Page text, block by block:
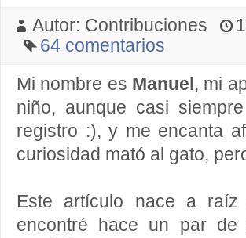
Autor: Contribuciones
64 comentarios
Mi nombre es Manuel , mi
niño, aunque casi
registro :), y me encanta
curiosidad mató al gato,
Este artículo nace a
encontré hace un par